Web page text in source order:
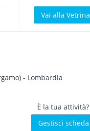
Vai alla Vetrina
- Lombardia
È la tua attività?
Gestisci scheda